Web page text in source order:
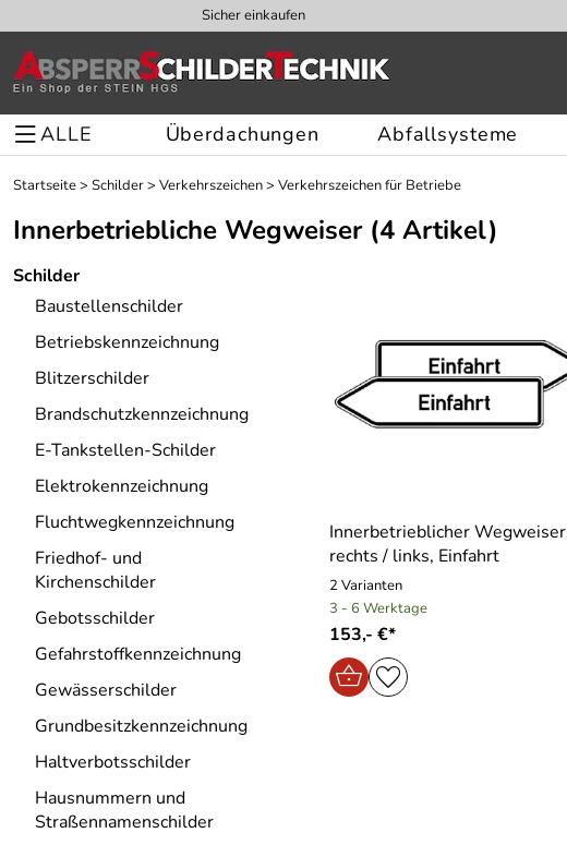
Sicher einkaufen
ALLE Überdachungen Abfallsysteme
Startseite> Schilder> Verkehrszeichen> Verkehrszeichen für Betriebe
Innerbetriebliche Wegweiser(4 Artikel)
Schilder
Baustellenschilder
Betriebskennzeichnung
Blitzerschilder
Brandschutzkennzeichnung
E-Tankstellen-Schilder
Elektrokennzeichnung
Fluchtwegkennzeichnung
Friedhof- und
Kirchenschilder
Gebotsschilder
Gefahrstoffkennzeichnung
Gewässerschilder
Grundbesitzkennzeichnung
Haltverbotsschilder
Hausnummern und
Straßennamenschilder
Innerbetrieblicher Wegweiser
rechts / links, Einfahrt
2 Varianten
3 - 6 Werktage
153,- €*